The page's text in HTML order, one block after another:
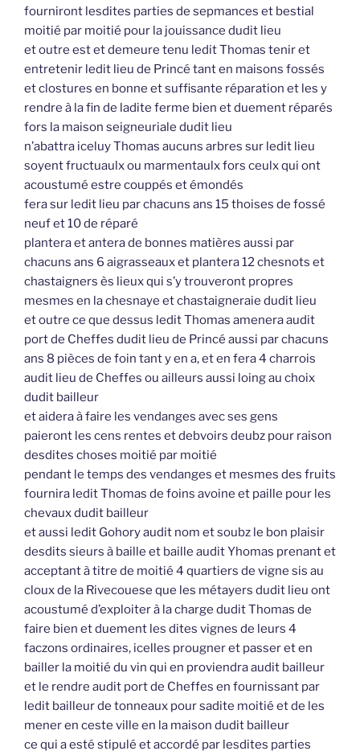
fourniront lesdites parties de sepmances et bestial
moitié par moitié pour la jouissance dudit lieu
et outre est et demeure tenu ledit Thomas tenir et
entretenir ledit lieu de Princé tant en maisons fossés
et clostures en bonne et suffisante réparation et les y
rendre à la fin de ladite ferme bien et duement réparés
fors la maison seigneuriale dudit lieu
n’abattra iceluy Thomas aucuns arbres sur ledit lieu
soyent fructuaulx ou marmentaulx fors ceulx qui ont
acoustumé estre couppés et émondés
fera sur ledit lieu par chacuns ans 15 thoises de fossé
neuf et 10 de réparé
plantera et antera de bonnes matières aussi par
chacuns ans 6 aigrasseaux et plantera 12 chesnots et
chastaigners ès lieux qui s’y trouveront propres
mesmes en la chesnaye et chastaigneraie dudit lieu
et outre ce que dessus ledit Thomas amenera audit
port de Cheffes dudit lieu de Princé aussi par chacuns
ans 8 pièces de foin tant y en a, et en fera 4 charrois
audit lieu de Cheffes ou ailleurs aussi loing au choix
dudit bailleur
et aidera à faire les vendanges avec ses gens
paieront les cens rentes et debvoirs deubz pour raison
desdites choses moitié par moitié
pendant le temps des vendanges et mesmes des fruits
fournira ledit Thomas de foins avoine et paille pour les
chevaux dudit bailleur
et aussi ledit Gohory audit nom et soubz le bon plaisir
desdits sieurs à baille et baille audit Yhomas prenant et
acceptant à titre de moitié 4 quartiers de vigne sis au
cloux de la Rivecouese que les métayers dudit lieu ont
acoustumé d’exploiter à la charge dudit Thomas de
faire bien et duement les dites vignes de leurs 4
faczons ordinaires, icelles prougner et passer et en
bailler la moitié du vin qui en proviendra audit bailleur
et le rendre audit port de Cheffes en fournissant par
ledit bailleur de tonneaux pour sadite moitié et de les
mener en ceste ville en la maison dudit bailleur
ce qui a esté stipulé et accordé par lesdites parties